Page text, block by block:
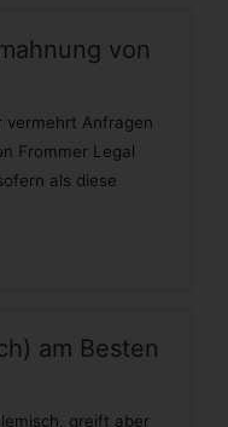
von
vermehrt Anfragen
Frommer Legal
als diese
am Besten
greift aber